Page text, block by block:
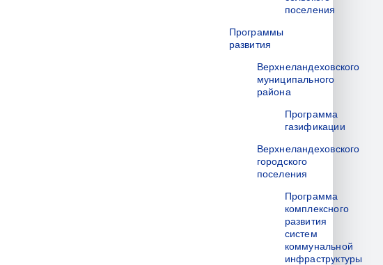
поселения
Программы
развития
Верхнеландеховского
муниципального
района
Программа
газификации
Верхнеландеховского
городского
поселения
Программа
комплексного
развития
систем
коммунальной
инфраструктуры